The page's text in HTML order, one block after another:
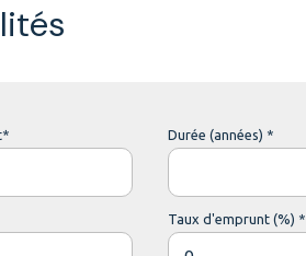
Durée (années) *
Taux d'emprunt (%) *